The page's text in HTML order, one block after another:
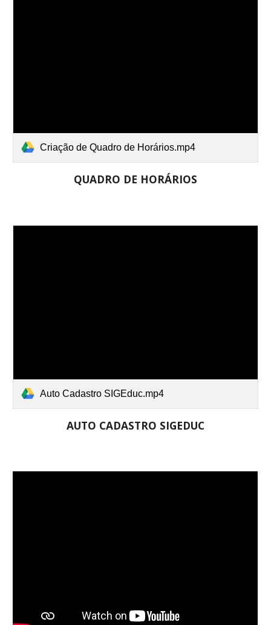
Criação de Quadro de Horários.mp4
QUADRO DE HORÁRIOS
Auto Cadastro SIGEduc.mp4
AUTO CADASTRO SIGEDUC